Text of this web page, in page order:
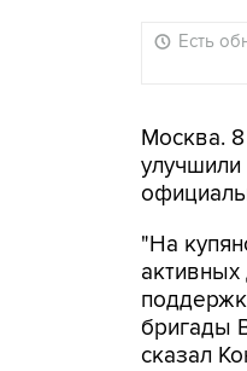
Есть
Москва. 8
"На
бригады
сказал